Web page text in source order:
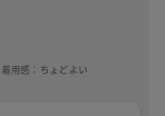
用感：ちょどよい